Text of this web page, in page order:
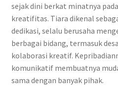
sejak dini berkat minatnya
kreatifitas. Tiara dikenal
dedikasi, selalu berusaha
berbagai bidang, termasuk
kolaborasi kreatif.
komunikatif membuatnya
sama dengan banyak pihak.